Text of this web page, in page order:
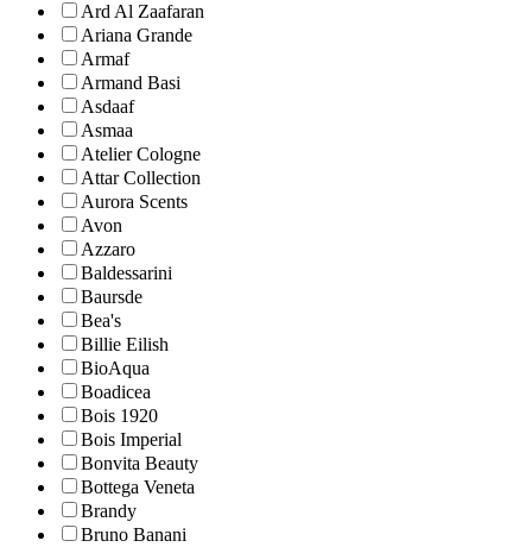
Ard Al Zaafaran
Ariana Grande
Armaf
Armand Basi
Asdaaf
Asmaa
Atelier Cologne
Attar Collection
Aurora Scents
Avon
Azzaro
Baldessarini
Baursde
Bea's
Billie Eilish
BioAqua
Boadicea
Bois 1920
Bois Imperial
Bonvita Beauty
Bottega Veneta
Brandy
Bruno Banani